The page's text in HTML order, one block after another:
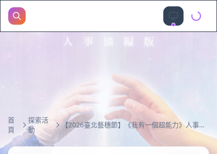
首
頁
探索活
動
【2026臺北藝穗節】《我有一個超能力》人事擴編版 【2026TFF】 touch